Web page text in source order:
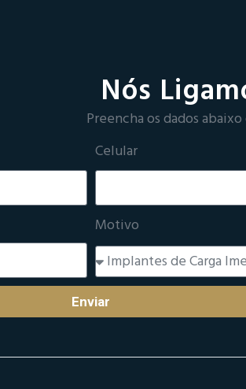
Nós
Preencha os dados
Celular
Motivo
Enviar